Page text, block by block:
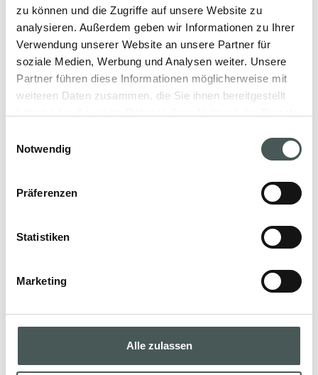
zu können und die Zugriffe auf unsere Website zu
analysieren. Außerdem geben wir Informationen zu Ihrer
Verwendung unserer Website an unsere Partner für
soziale Medien, Werbung und Analysen weiter. Unsere
Partner führen diese Informationen möglicherweise mit
weiteren Daten zusammen, die Sie ihnen bereitgestellt
Notwendig
Präferenzen
Statistiken
Marketing
Alle zulassen
Unsere Produkte
Entdecken Sie unsere textilen Bodenbeläge
Eleganz.
Kontaktieren Sie uns jetzt, um mehr über
unsere Produkte zu erfahren, ein Angebot
anzufordern oder eine Zusammenarbeit zu